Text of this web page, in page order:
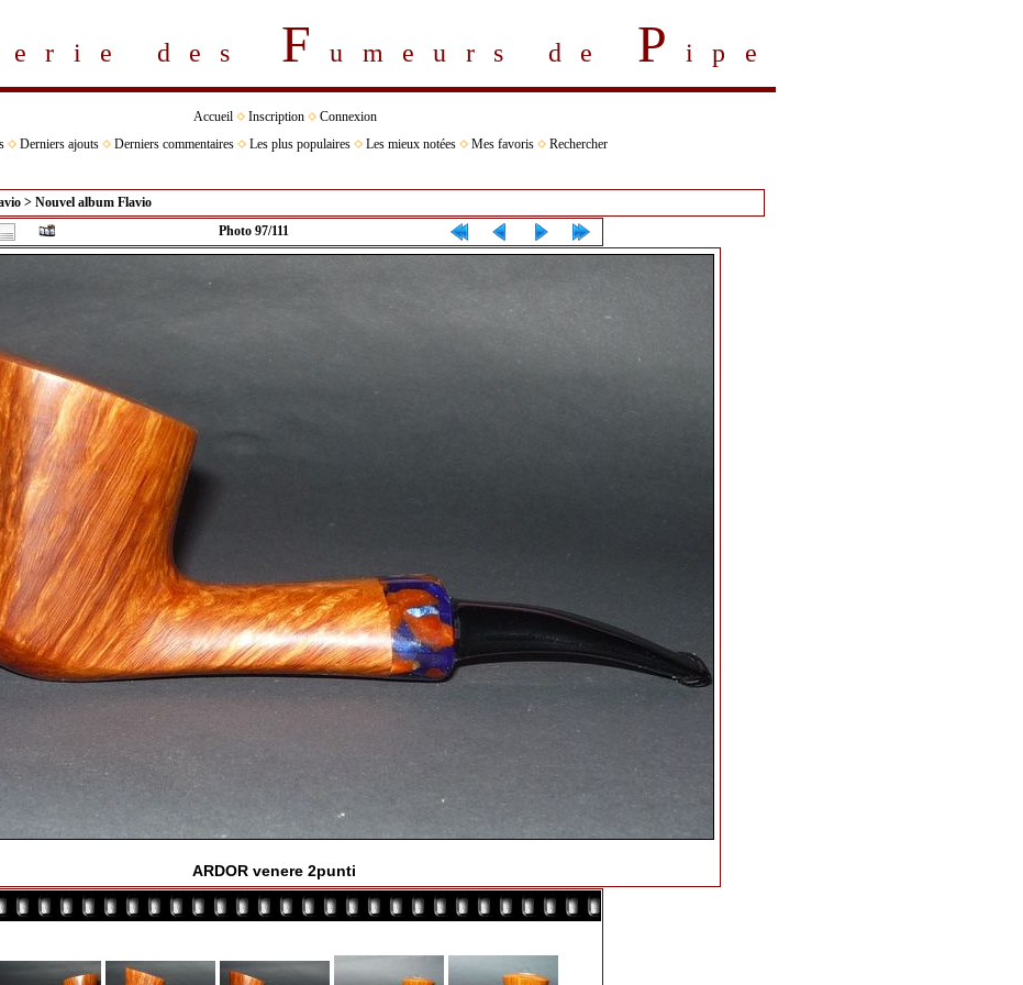
des Fumeurs de P ipe
Accueil Inscription
Connexion
Derniers ajouts Derniers commentaires Les plus populaires Les mieux notées Mes favoris Rechercher
> Nouvel album Flavio
Photo 97/111
ARDOR venere 2punti